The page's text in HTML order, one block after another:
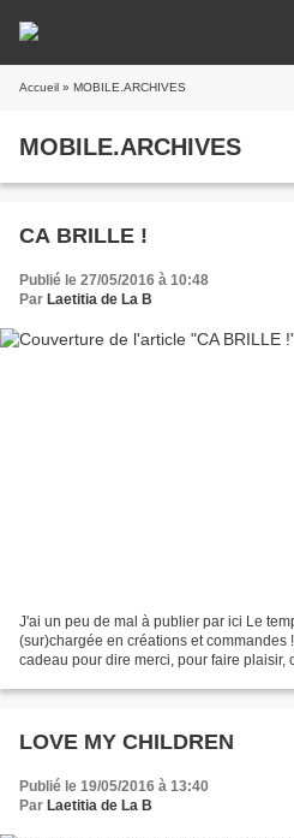
Accueil » MOBILE.ARCHIVES
MOBILE.ARCHIVES
CA BRILLE !
Publié le 27/05/2016 à 10:48
Par Laetitia de La B
J'ai un peu de mal à publier par ici Le
(sur)chargée en créations et commandes
cadeau pour dire merci, pour faire plaisir,
LOVE MY CHILDREN
Publié le 19/05/2016 à 13:40
Par Laetitia de La B